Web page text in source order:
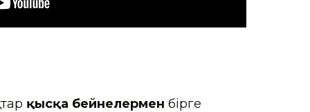
қысқа бейнелермен бірге